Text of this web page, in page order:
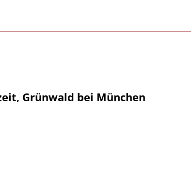
Grünwald bei München